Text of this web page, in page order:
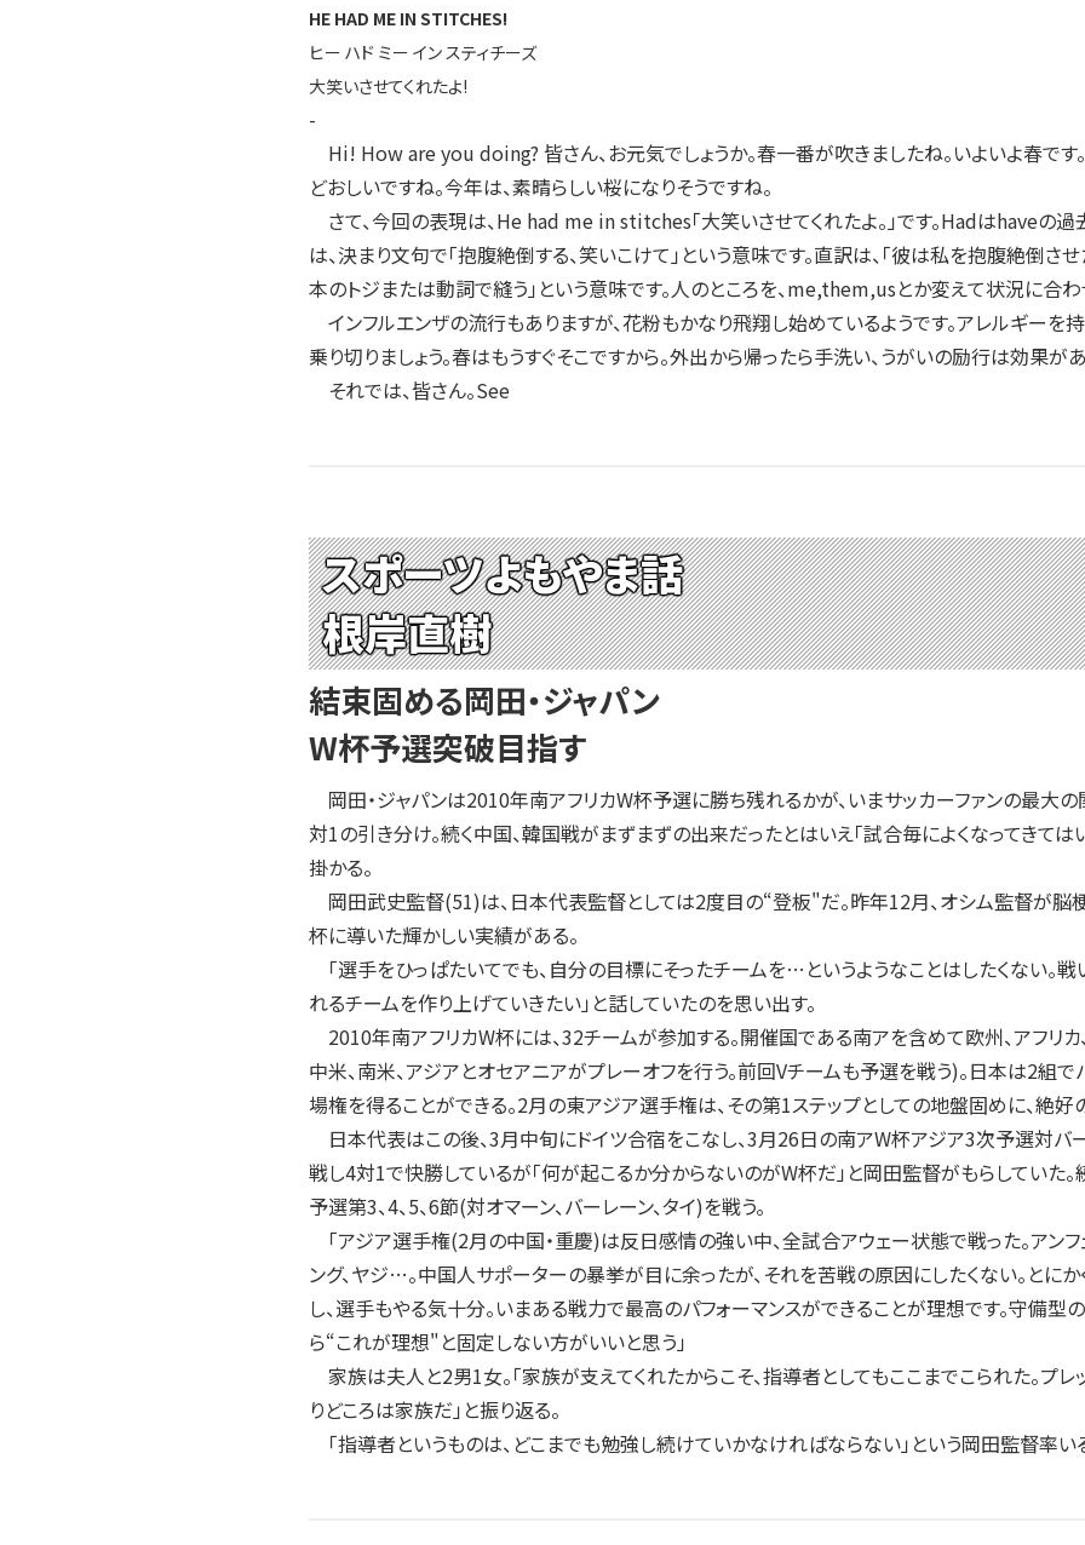
HE HAD ME IN STITCHES!
ヒー ハド ミー イン スティチーズ
大笑いさせてくれたよ!
-
Hi! How are you doing? 皆さん、お元気でしょうか。春一番が吹きましたね。いよいよ春で
どおしいですね。今年は、素晴らしい桜になりそうですね。
さて、今回の表現は、He had me in stitches「大笑いさせてくれたよ。」です。Hadはhaveの
は、決まり文句で「抱腹絶倒する、笑いこけて」という意味です。直訳は、「彼は私を抱腹絶倒させ
本のトジまたは動詞で縫う」という意味です。人のところを、me,them,usとか変えて状況に合わ
インフルエンザの流行もありますが、花粉もかなり飛翔し始めているようです。アレルギー
乗り切りましょう。春はもうすぐそこですから。外出から帰ったら手洗い、うがいの励行は効果が
それでは、皆さん。See
スポーツよもやま話
根岸直樹
結束固める岡田・ジャパン
W杯予選突破目指す
岡田・ジャパンは2010年南アフリカW杯予選に勝ち残れるかが、いまサッカーファンの最大
対1の引き分け。続く中国、韓国戦がまずまずの出来だったとはいえ「試合毎によくなってきて
掛かる。
岡田武史監督(51)は、日本代表監督としては2度目の“登板"だ。昨年12月、オシム監督が
杯に導いた輝かしい実績がある。
「選手をひっぱたいてでも、自分の目標にそったチームを…というようなことはしたくない。
れるチームを作り上げていきたい」と話していたのを思い出す。
2010年南アフリカW杯には、32チームが参加する。開催国である南アを含めて欧州、アフリ
中米、南米、アジアとオセアニアがプレーオフを行う。前回Vチームも予選を戦う)。日本は2組
場権を得ることができる。2月の東アジア選手権は、その第1ステップとしての地盤固めに、絶好
日本代表はこの後、3月中旬にドイツ合宿をこなし、3月26日の南アW杯アジア3次予選対バ
戦し4対1で快勝しているが「何が起こるか分からないのがW杯だ」と岡田監督がもらしていた
予選第3、4、5、6節(対オマーン、バーレーン、タイ)を戦う。
「アジア選手権(2月の中国・重慶)は反日感情の強い中、全試合アウェー状態で戦った。アン
ング、ヤジ…。中国人サポーターの暴挙が目に余ったが、それを苦戦の原因にしたくない。とに
し、選手もやる気十分。いまある戦力で最高のパフォーマンスができることが理想です。守備型
ら“これが理想"と固定しない方がいいと思う」
家族は夫人と2男1女。「家族が支えてくれたからこそ、指導者としてもここまでこられた。プ
りどころは家族だ」と振り返る。
「指導者というものは、どこまでも勉強し続けていかなければならない」という岡田監督率